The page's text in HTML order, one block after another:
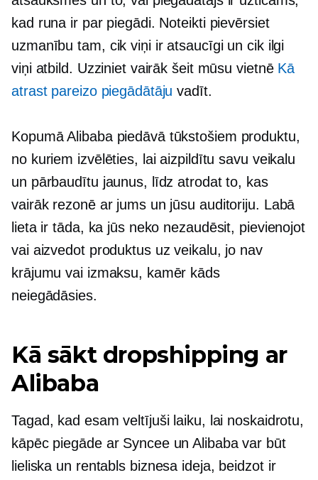
kad runa ir par piegādi. Noteikti pievērsiet
uzmanību tam, cik viņi ir atsaucīgi un cik ilgi
viņi atbild. Uzziniet vairāk šeit mūsu vietnē Kā
atrast pareizo piegādātāju vadīt.
Kopumā Alibaba piedāvā tūkstošiem produktu,
no kuriem izvēlēties, lai aizpildītu savu veikalu
un pārbaudītu jaunus, līdz atrodat to, kas
vairāk rezonē ar jums un jūsu auditoriju. Labā
lieta ir tāda, ka jūs neko nezaudēsit, pievienojot
vai aizvedot produktus uz veikalu, jo nav
krājumu vai izmaksu, kamēr kāds
neiegādāsies.
Kā sākt dropshipping ar
Alibaba
Tagad, kad esam veltījuši laiku, lai noskaidrotu,
kāpēc piegāde ar Syncee un Alibaba var būt
lieliska un rentabls biznesa ideja, beidzot ir